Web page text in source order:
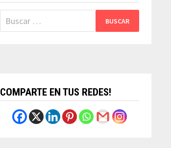
Buscar:
COMPARTE EN TUS REDES!